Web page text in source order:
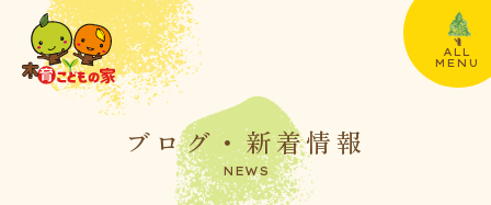
ALL
MENU
ブログ・新着情報
NEWS